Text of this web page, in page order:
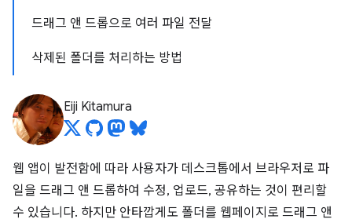
드래그 앤 드롭으로 여러 파일 전달
삭제된 폴더를 처리하는 방법
Eiji Kitamura
웹 앱이 발전함에 따라 사용자가 데스크톱에서 브라우저로 파
일을 드래그 앤 드롭하여 수정, 업로드, 공유하는 것이 편리할
수 있습니다. 하지만 안타깝게도 폴더를 웹페이지로 드래그 앤